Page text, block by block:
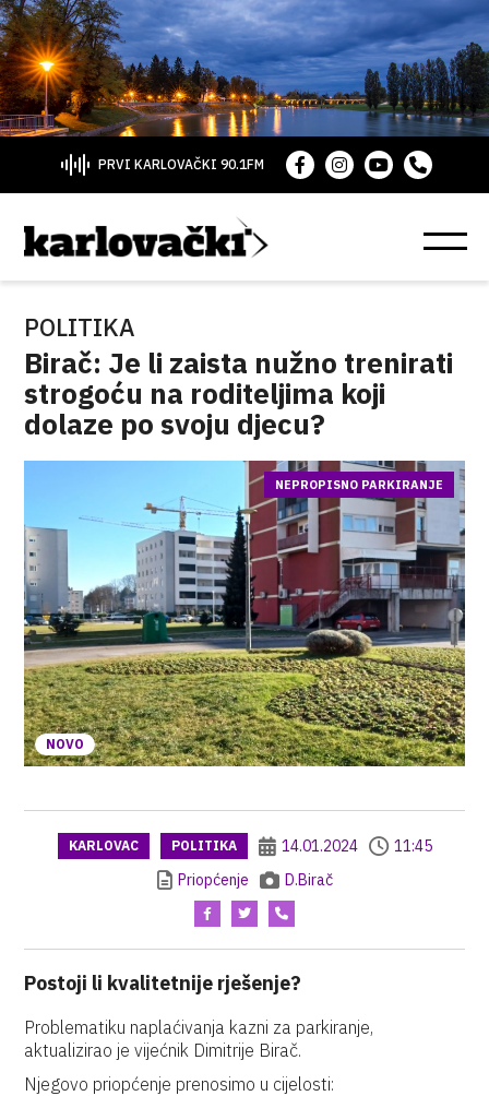
PRVI KARLOVAČKI 90.1FM
POLITIKA
Birač: Je li zaista nužno trenirati
strogoću na roditeljima koji
dolaze po svoju djecu?
NOVO
NEPROPISNO PARKIRANJE
KARLOVAC POLITIKA 14.01.2024
11:45
Priopćenje
D.Birač
Postoji li kvalitetnije rješenje?
Problematiku naplaćivanja kazni za parkiranje,
aktualizirao je vijećnik Dimitrije Birač.
Njegovo priopćenje prenosimo u cijelosti: